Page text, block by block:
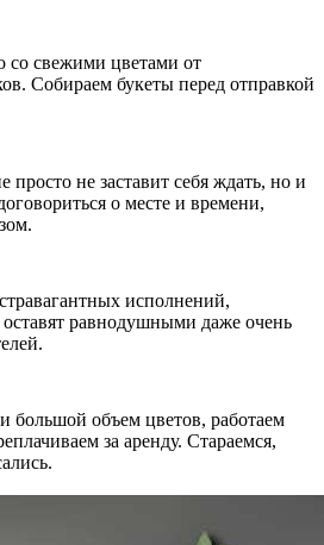
со свежими цветами от
Собираем букеты перед отправкой
не заставит себя ждать, но и
о месте и времени,
исполнений,
равнодушными даже очень
объем цветов, работаем
за аренду. Стараемся,